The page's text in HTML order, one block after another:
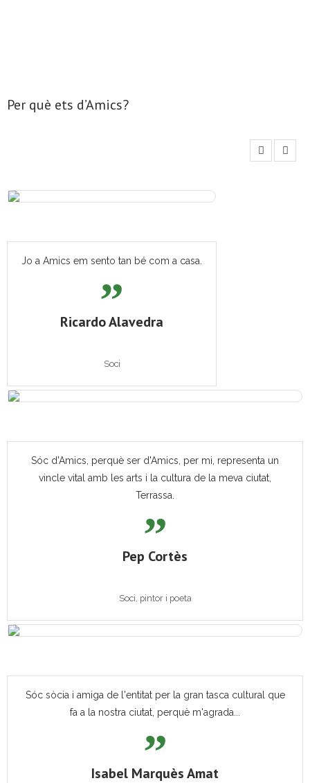
Per què ets d’Amics?
Jo a Amics em sento tan bé com a casa.
Ricardo Alavedra
Soci
Sóc d'Amics, perquè ser d'Amics, per mi, representa un
vincle vital amb les arts i la cultura de la meva ciutat,
Terrassa.
Pep Cortès
Soci, pintor i poeta
Sóc sòcia i amiga de l'entitat per la gran tasca cultural que
fa a la nostra ciutat, perquè m'agrada...
Isabel Marquès Amat